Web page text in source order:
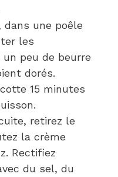
une poêle
les
peu de beurre
dorés.
15 minutes
retirez le
la crème
Rectifiez
du sel, du